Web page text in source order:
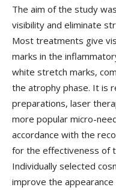
The aim of the study
visibility and eliminate
Most treatments give
marks in the
white stretch marks,
the atrophy phase. It is
preparations, laser
more popular micro-
accordance with the
for the effectiveness of
Individually selected
improve the